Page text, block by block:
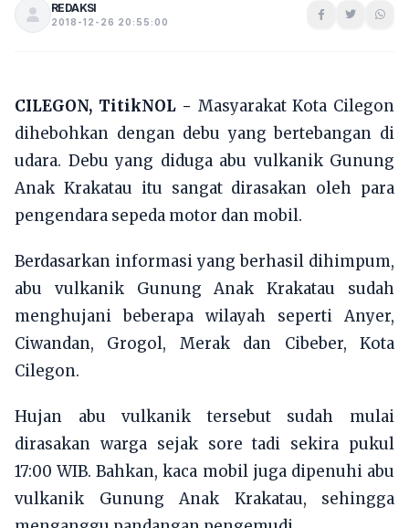
REDAKSI
2018-12-26 20:55:00
CILEGON, TitikNOL - Masyarakat Kota Cilegon
dihebohkan dengan debu yang bertebangan di
udara. Debu yang diduga abu vulkanik Gunung
Anak Krakatau itu sangat dirasakan oleh para
pengendara sepeda motor dan mobil.
Berdasarkan informasi yang berhasil dihimpum,
abu vulkanik Gunung Anak Krakatau sudah
menghujani beberapa wilayah seperti Anyer,
Ciwandan, Grogol, Merak dan Cibeber, Kota
Cilegon.
Hujan abu vulkanik tersebut sudah mulai
dirasakan warga sejak sore tadi sekira pukul
17:00 WIB. Bahkan, kaca mobil juga dipenuhi abu
vulkanik Gunung Anak Krakatau, sehingga